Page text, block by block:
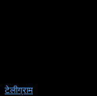
टेलीग्राम